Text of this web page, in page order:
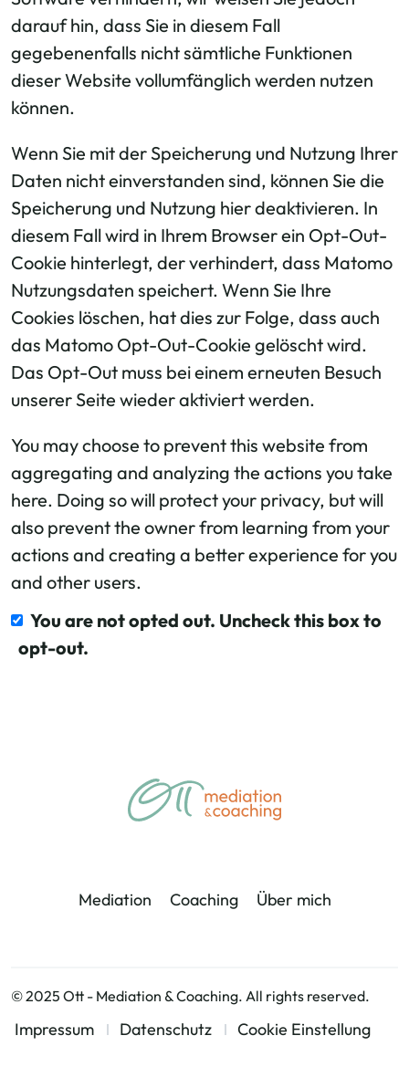
darauf hin, dass Sie in diesem Fall
gegebenenfalls nicht sämtliche Funktionen
dieser Website vollumfänglich werden nutzen
können.
Wenn Sie mit der Speicherung und Nutzung Ihrer
Daten nicht einverstanden sind, können Sie die
Speicherung und Nutzung hier deaktivieren. In
diesem Fall wird in Ihrem Browser ein Opt-Out-
Cookie hinterlegt, der verhindert, dass Matomo
Nutzungsdaten speichert. Wenn Sie Ihre
Cookies löschen, hat dies zur Folge, dass auch
das Matomo Opt-Out-Cookie gelöscht wird.
Das Opt-Out muss bei einem erneuten Besuch
unserer Seite wieder aktiviert werden.
You may choose to prevent this website from
aggregating and analyzing the actions you take
here. Doing so will protect your privacy, but will
also prevent the owner from learning from your
actions and creating a better experience for you
and other users.
You are not opted out. Uncheck this box to
opt-out.
Mediation Coaching Über mich
© 2025 Ott - Mediation & Coaching. All rights reserved.
Impressum Datenschutz Cookie Einstellung